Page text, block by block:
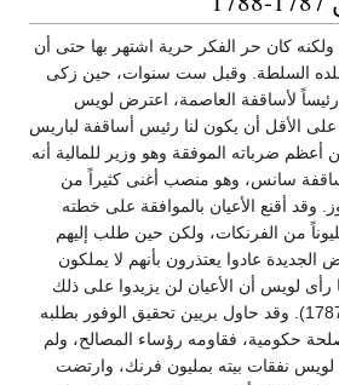
ولكنه كان حر الفكر حرية اشتهر بها حتى أن
السلطة. وقبل ست سنوات، حين زكى
لأساقفة العاصمة، اعترض لويس
الأقل أن يكون لنا رئيس أساقفة لباريس
وكان من أعظم ضرباته الموفقة وهو وزير للمالية أنه
سانس، وهو منصب أغنى كثيراً من
أقنع الأعيان بالموافقة على خطته
من الفرنكات، ولكن حين طلب إليهم
الجديدة عادوا يعتذرون بأنهم لا يملكون
لويس أن الأعيان لن يزيدوا على ذلك
أقاله في لطف (25 مايو 1787). وقد حاول بريين تحقيق الوفور بطلبه
حكومية، فقاومه رؤساء المصالح، ولم
نفقات بيته بمليون فرنك، وارتضت